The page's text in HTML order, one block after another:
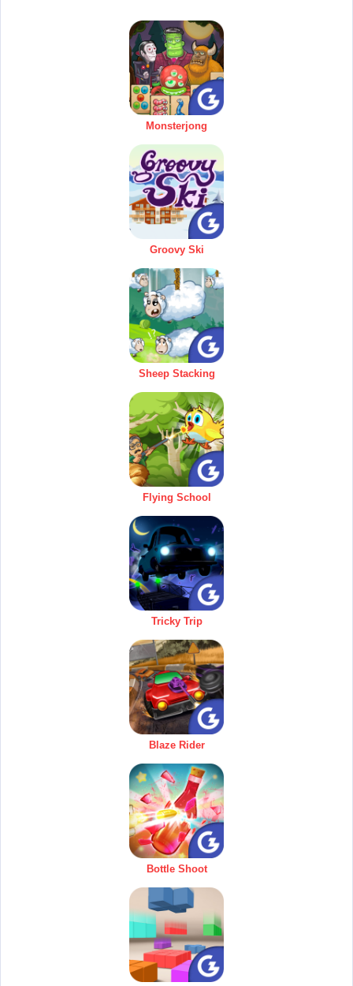
Monsterjong
Groovy Ski
Sheep Stacking
Flying School
Tricky Trip
Blaze Rider
Bottle Shoot